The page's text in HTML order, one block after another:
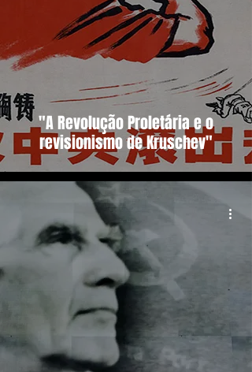
"A Revolução Proletária e o
revisionismo de Kruschev"